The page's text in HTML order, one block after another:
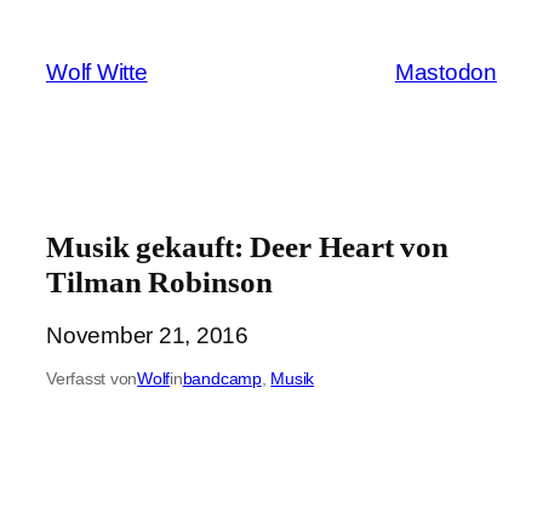
springen
Wolf Witte Mastodon
Musik gekauft: Deer Heart von
Tilman Robinson
November 21, 2016
Verfasst vonWolfinbandcamp, Musik